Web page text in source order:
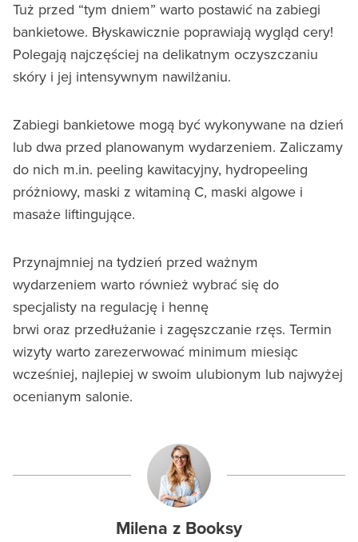
Tuż przed “tym dniem” warto postawić na zabiegi
bankietowe. Błyskawicznie poprawiają wygląd cery!
Polegają najczęściej na delikatnym oczyszczaniu
skóry i jej intensywnym nawilżaniu.
Zabiegi bankietowe mogą być wykonywane na dzień
lub dwa przed planowanym wydarzeniem. Zaliczamy
do nich m.in. peeling kawitacyjny, hydropeeling
próżniowy, maski z witaminą C, maski algowe i
masaże liftingujące.
Przynajmniej na tydzień przed ważnym
wydarzeniem warto również wybrać się do
specjalisty na regulację i hennę
brwi oraz przedłużanie i zagęszczanie rzęs. Termin
wizyty warto zarezerwować minimum miesiąc
wcześniej, najlepiej w swoim ulubionym lub najwyżej
ocenianym salonie.
Milena z Booksy